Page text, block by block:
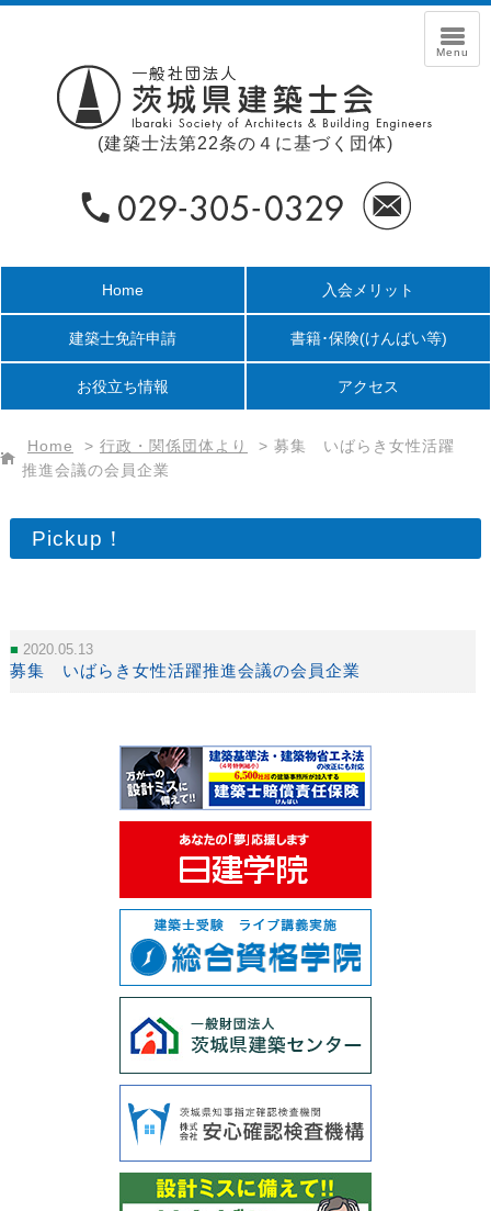
(建築士法第22条の４に基づく団体)
Home 入会メリット
建築士免許申請 書籍･保険(けんばい等)
お役立ち情報 アクセス
Home > 行政・関係団体より > 募集 いばらき女性活躍
推進会議の会員企業
Pickup！
2020.05.13
募集 いばらき女性活躍推進会議の会員企業